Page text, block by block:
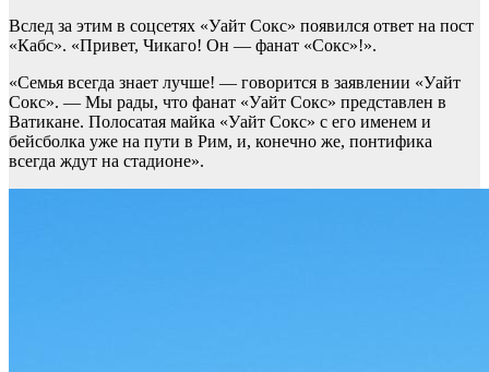
Вслед за этим в соцсетях «Уайт Сокс» появился ответ на пост
«Кабс». «Привет, Чикаго! Он — фанат «Сокс»!».
«Семья всегда знает лучше! — говорится в заявлении «Уайт
Сокс». — Мы рады, что фанат «Уайт Сокс» представлен в
Ватикане. Полосатая майка «Уайт Сокс» с его именем и
бейсболка уже на пути в Рим, и, конечно же, понтифика
всегда ждут на стадионе».